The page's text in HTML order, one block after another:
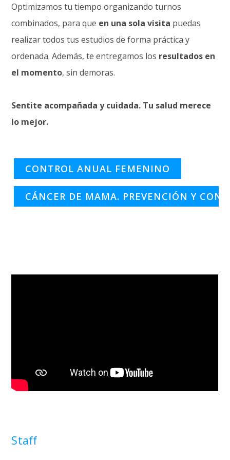
Optimizamos tu tiempo organizando turnos
combinados, para que en una sola visita puedas
realizar todos tus estudios de forma práctica y
ordenada. Además, te entregamos los resultados en
el momento, sin demoras.
Sentite acompañada y cuidada. Tu salud merece
lo mejor.
CONTROL ANUAL FEMENINO
CÁNCER DE MAMA. PREVENCIÓN Y
Staff